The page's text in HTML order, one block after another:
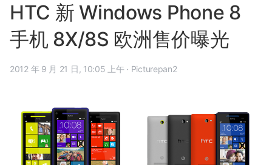
HTC 新 Windows Phone 8
手机 8X/8S 欧洲售价曝光
2012 年 9 月 21 日, 10:05 上午 · Picturepan2